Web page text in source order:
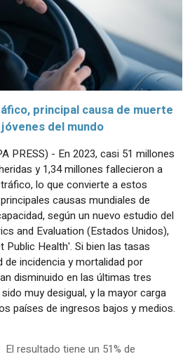
principal causa de muerte
del mundo
PRESS) - En 2023, casi 51 millones
y 1,34 millones fallecieron a
lo que convierte a estos
causas mundiales de
según un nuevo estudio del
and Evaluation (Estados Unidos),
Public Health'. Si bien las tasas
de incidencia y mortalidad por
disminuido en las últimas tres
muy desigual, y la mayor carga
países de ingresos bajos y medios.
El resultado tiene un 51% de